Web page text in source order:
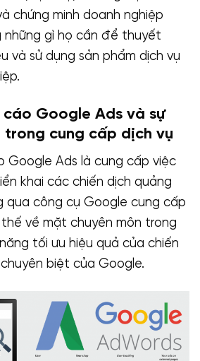
chứng minh doanh nghiệp
những gì họ cần để thuyết
và sử dụng sản phẩm dịch vụ
cáo Google Ads và sự
trong cung cấp dịch vụ
Google Ads là cung cấp việc
khai các chiến dịch quảng
qua công cụ Google cung cấp
về mặt chuyên môn trong
tối ưu hiệu quả của chiến
biệt của Google.